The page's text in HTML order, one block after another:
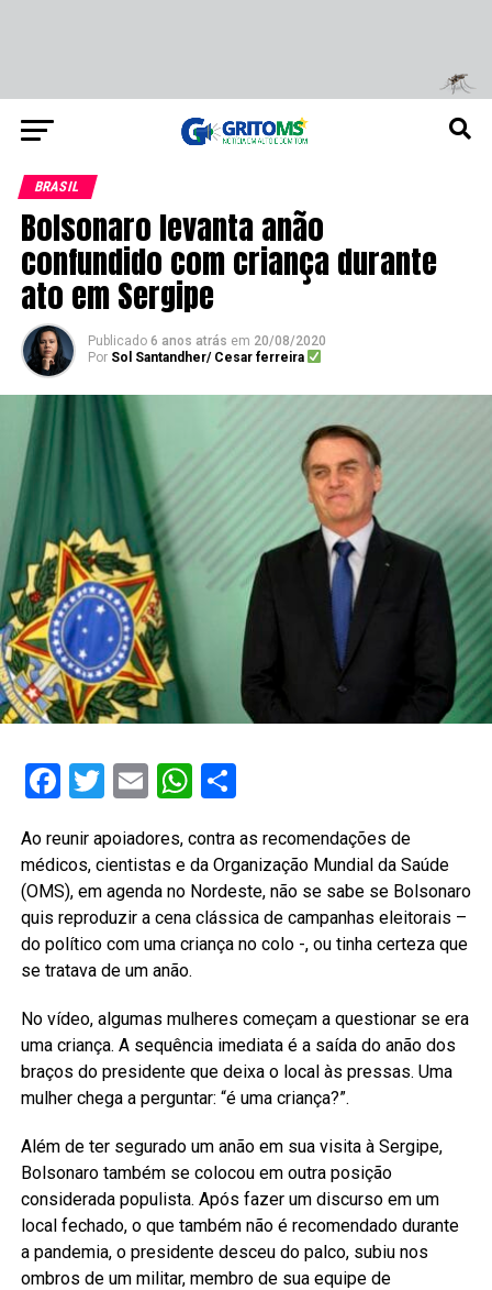
BRASIL
Bolsonaro levanta anão
confundido com criança durante
ato em Sergipe
Publicado 6 anos atrás em 20/08/2020
Por Sol Santandher/ Cesar ferreira
Facebook
Twitter
EmailWhatsApp
Share
Ao reunir apoiadores, contra as recomendações de
médicos, cientistas e da Organização Mundial da Saúde
(OMS), em agenda no Nordeste, não se sabe se Bolsonaro
quis reproduzir a cena clássica de campanhas eleitorais –
do político com uma criança no colo -, ou tinha certeza que
se tratava de um anão.
No vídeo, algumas mulheres começam a questionar se era
uma criança. A sequência imediata é a saída do anão dos
braços do presidente que deixa o local às pressas. Uma
mulher chega a perguntar: “é uma criança?”.
Além de ter segurado um anão em sua visita à Sergipe,
Bolsonaro também se colocou em outra posição
considerada populista. Após fazer um discurso em um
local fechado, o que também não é recomendado durante
a pandemia, o presidente desceu do palco, subiu nos
ombros de um militar, membro de sua equipe de